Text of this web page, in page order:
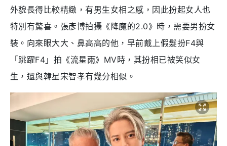
外貌長得比較精緻，有男生女相之感，因此扮起女人也
特別有驚喜。張彥博拍攝《降魔的2.0》時，需要男扮女
裝。向來眼大大、鼻高高的他，早前戴上假髮扮F4與
「跳躍F4」拍《流星雨》MV時，其扮相已被笑似女
生，還與韓星宋智孝有幾分相似。